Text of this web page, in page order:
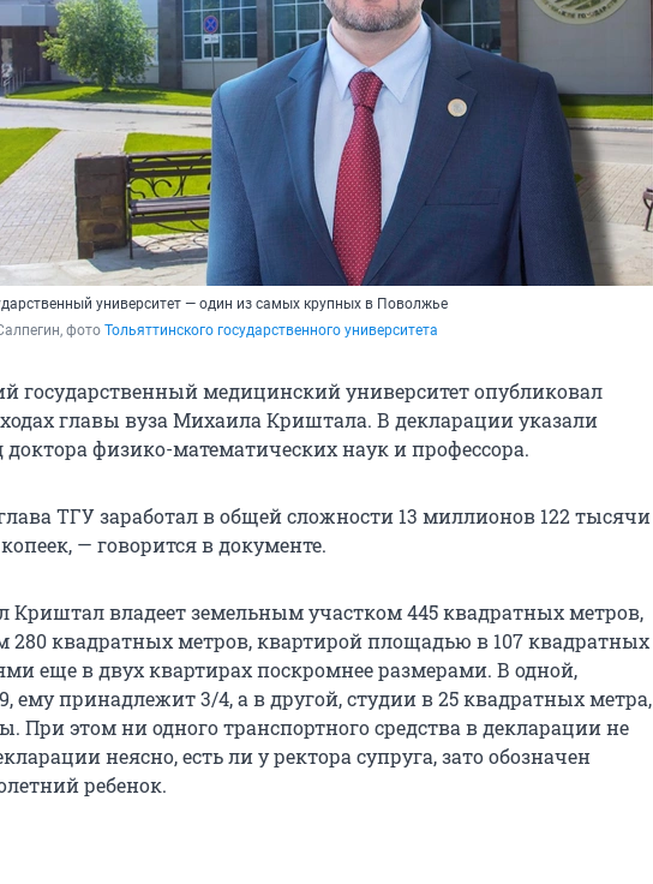
университет — один из самых крупных в Поволжье
фото Тольяттинского государственного университета
государственный медицинский университет опубликовал
главы вуза Михаила Криштала. В декларации указали
доктора физико-математических наук и профессора.
ТГУ заработал в общей сложности 13 миллионов 122 тысячи
— говорится в документе.
Криштал владеет земельным участком 445 квадратных метров,
квадратных метров, квартирой площадью в 107 квадратных
еще в двух квартирах поскромнее размерами. В одной,
ему принадлежит 3/4, а в другой, студии в 25 квадратных метра,
При этом ни одного транспортного средства в декларации не
неясно, есть ли у ректора супруга, зато обозначен
ребенок.